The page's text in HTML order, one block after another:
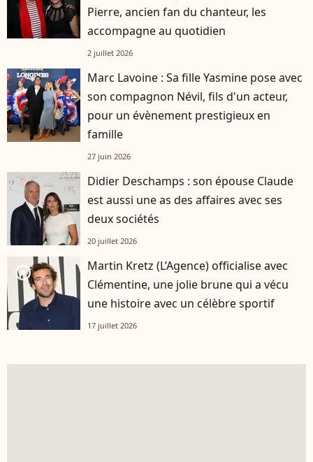
Pierre, ancien fan du chanteur, les
accompagne au quotidien
2 juillet 2026
Marc Lavoine : Sa fille Yasmine pose avec
son compagnon Névil, fils d'un acteur,
pour un évènement prestigieux en
famille
27 juin 2026
Didier Deschamps : son épouse Claude
est aussi une as des affaires avec ses
deux sociétés
20 juillet 2026
player2
Martin Kretz (L’Agence) officialise avec
Clémentine, une jolie brune qui a vécu
une histoire avec un célèbre sportif
17 juillet 2026